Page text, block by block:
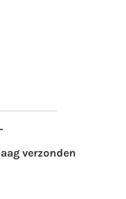
verzonden